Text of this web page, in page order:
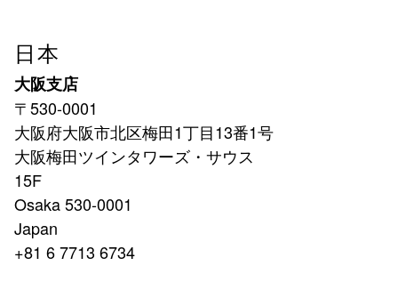
日本
大阪支店
〒530-0001
大阪府大阪市北区梅田1丁目13番1号
大阪梅田ツインタワーズ・サウス
15F
Osaka 530-0001
Japan
+81 6 7713 6734